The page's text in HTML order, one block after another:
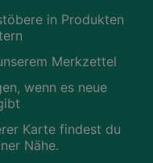
in Produkten
Merkzettel
wenn es neue
Karte findest du
Nähe.